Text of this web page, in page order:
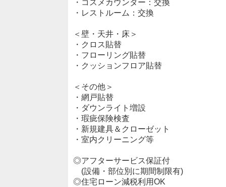
・コスメカウンター：交換
・レストルーム：交換
＜壁・天井・床＞
・クロス貼替
・フローリング貼替
・クッションフロア貼替
＜その他＞
・網戸貼替
・ダウンライト増設
・瑕疵保険検査
・新規建具＆クローゼット
・室内クリーニング等
◎アフターサービス保証付
(設備・部位別に期間制限有)
◎住宅ローン減税利用OK